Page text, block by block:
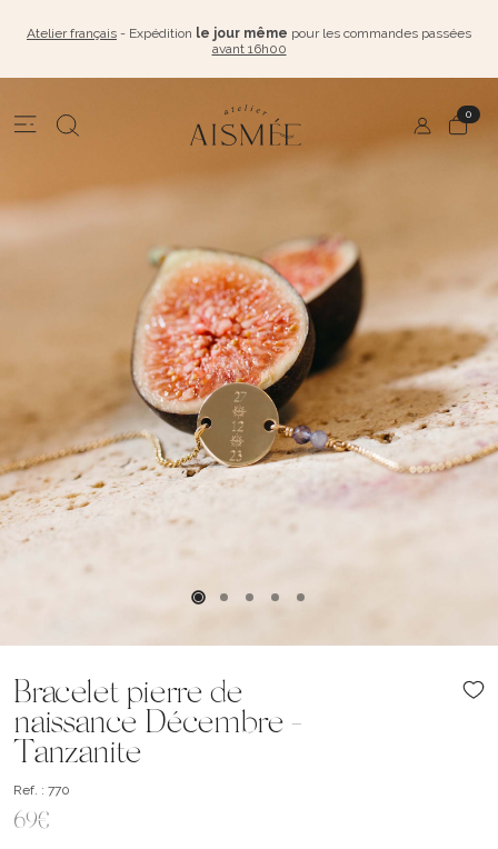
Atelier français - Expédition le jour même pour les commandes passées
avant 16h00
0
Bracelet pierre de
naissance Décembre -
Tanzanite
Ref. : 770
69€